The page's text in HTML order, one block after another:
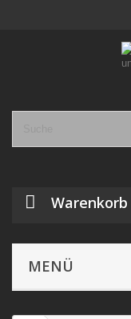
Warenkorb
MENÜ